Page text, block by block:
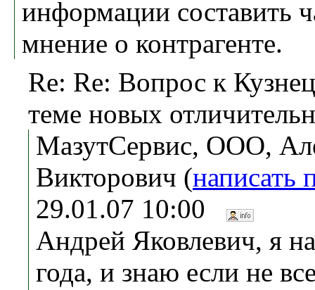
информации составить
мнение о контрагенте.
Re: Re: Вопрос к
теме новых
МазутСервис, ООО,
Викторович (написать
29.01.07 10:00
Андрей Яковлевич, я
года, и знаю если не